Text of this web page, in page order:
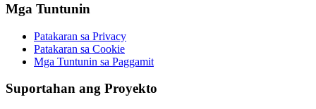
Mga Tuntunin
Patakaran sa Privacy
Patakaran sa Cookie
Mga Tuntunin sa Paggamit
Suportahan ang Proyekto